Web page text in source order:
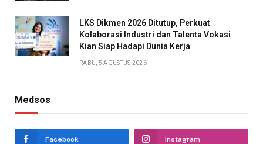
LKS Dikmen 2026 Ditutup, Perkuat
Kolaborasi Industri dan Talenta Vokasi
Kian Siap Hadapi Dunia Kerja
RABU, 5 AGUSTUS 2026
Medsos
Facebook Instagram